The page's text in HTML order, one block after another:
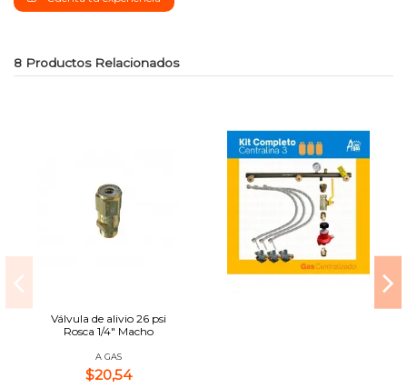
8 Productos Relacionados
Válvula de alivio 26 psi
Rosca 1/4" Macho
A GAS
$20,54